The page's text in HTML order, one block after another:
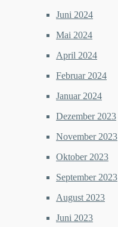
Juni 2024
Mai 2024
April 2024
Februar 2024
Januar 2024
Dezember 2023
November 2023
Oktober 2023
September 2023
August 2023
Juni 2023